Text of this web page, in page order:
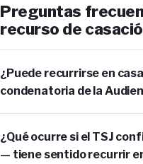
Preguntas
recurso de
¿Puede recurrirse en
condenatoria de la
¿Qué ocurre si el TSJ
— tiene sentido recurrir